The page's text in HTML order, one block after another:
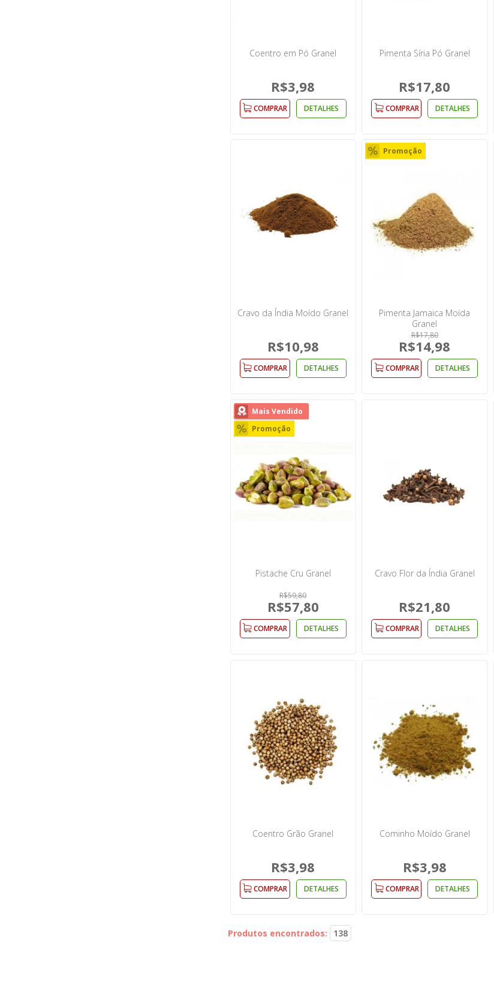
Coentro em Pó Granel
R$3,98
COMPRAR DETALHES
Pimenta Síria Pó Granel
R$17,80
COMPRAR DETALHES
Cravo da Índia Moído Granel
R$10,98
COMPRAR DETALHES
Promoção
Pimenta Jamaica Moída
Granel
R$17,80
R$14,98
COMPRAR DETALHES
Mais Vendido
Promoção
Pistache Cru Granel
R$59,80
R$57,80
COMPRAR DETALHES
Cravo Flor da Índia Granel
R$21,80
COMPRAR DETALHES
Coentro Grão Granel
R$3,98
COMPRAR DETALHES
Cominho Moído Granel
R$3,98
COMPRAR DETALHES
Produtos encontrados: 138